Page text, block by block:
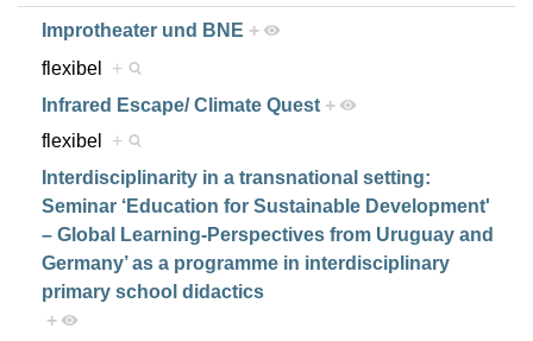
Improtheater und BNE +
flexibel +
Infrared Escape/ Climate Quest +
flexibel +
Interdisciplinarity in a transnational setting:
Seminar ‘Education for Sustainable Development'
– Global Learning-Perspectives from Uruguay and
Germany’ as a programme in interdisciplinary
primary school didactics
+